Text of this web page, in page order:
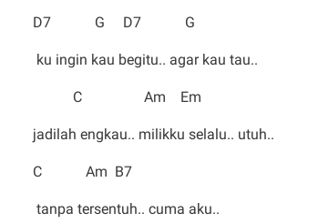
D7 G D7 G
ku ingin kau begitu.. agar kau tau..
C Am Em
jadilah engkau.. milikku selalu.. utuh..
C Am B7
tanpa tersentuh.. cuma aku..